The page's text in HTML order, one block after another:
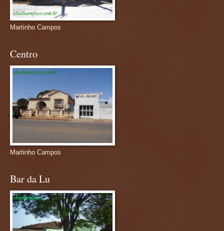
Martinho Campos
Centro
Martinho Campos
Bar da Lu